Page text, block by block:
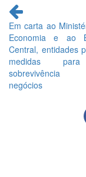
Continue
lendo
Em carta ao
Economia e ao
Central, entidades
medidas
negócios